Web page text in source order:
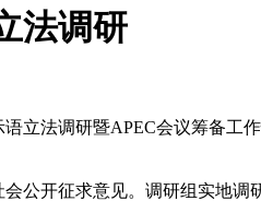
法调研
立法调研暨APEC会议筹备
公开征求意见。调研组实地